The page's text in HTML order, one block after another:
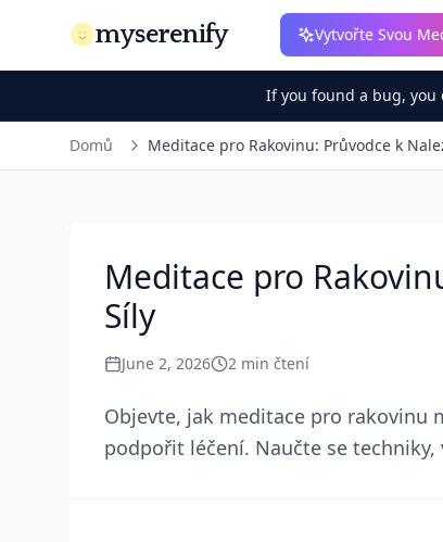
myserenify Vytvořte Svou
If you found a bug, you
Domů Meditace pro Rakovinu: Průvodce k
Meditace pro
Síly
June 2, 2026 2 min čtení
Objevte, jak meditace pro rakovinu
podpořit léčení. Naučte se